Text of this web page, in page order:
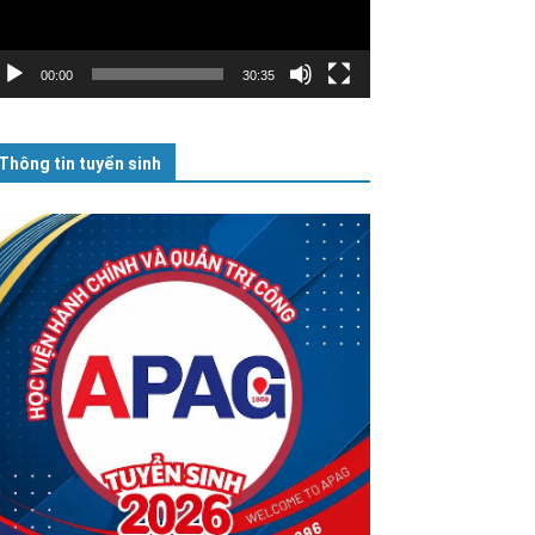
00:00 30:35
Thông tin tuyển sinh